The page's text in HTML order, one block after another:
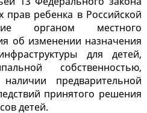
прав ребенка в Российской
органом местного
об изменении назначения
для детей,
собственностью,
предварительной
принятого решения
детей.